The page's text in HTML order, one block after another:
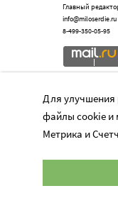
Главный
info@miloserdie.ru
8-499-350-05-95
Портал
Наши партнеры
Для улучшения
файлы cookie и
Метрика и